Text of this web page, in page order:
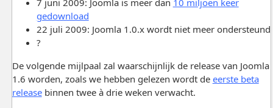
gedownload
22 juli 2009: Joomla 1.0.x wordt niet meer ondersteund
?
De volgende mijlpaal zal waarschijnlijk de release van Joomla
1.6 worden, zoals we hebben gelezen wordt de eerste beta
releasebinnen twee à drie weken verwacht.